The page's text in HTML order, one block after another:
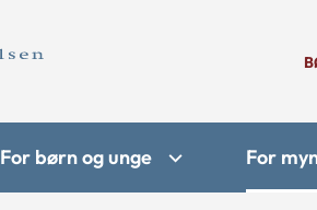
For børn og unge For